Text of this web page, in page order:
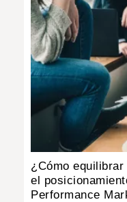
¿Cómo
el
Performance